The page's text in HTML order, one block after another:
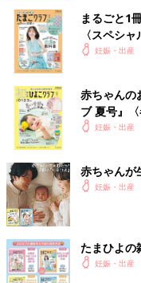
まるごと1
〈スペシ
妊娠・出産
赤ちゃんの
ブ 夏号』
く！ おっ
妊娠・出産
赤ちゃんが
妊娠・出産
たまひよの
妊娠・出産